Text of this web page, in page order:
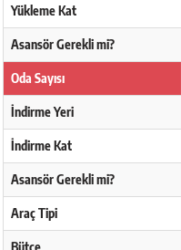
Yükleme Kat
Asansör Gerekli mi?
Oda Sayısı
İndirme Yeri
İndirme Kat
Asansör Gerekli mi?
Araç Tipi
Bütçe